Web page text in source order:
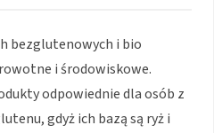
bezglutenowych i bio
i środowiskowe.
odpowiednie dla osób z
gdyż ich bazą są ryż i